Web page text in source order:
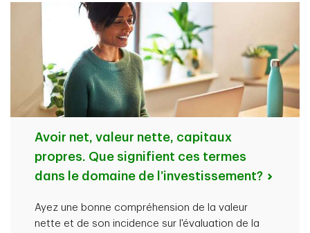
Avoir net, valeur nette, capitaux
propres. Que signifient ces termes
dans le domaine de l’investissement?
Ayez une bonne compréhension de la valeur
nette et de son incidence sur l'évaluation de la